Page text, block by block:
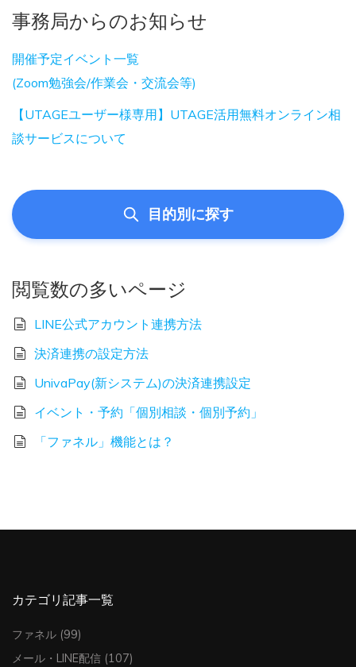
事務局からのお知らせ
開催予定イベント一覧
(Zoom勉強会/作業会・交流会等)
【UTAGEユーザー様専用】UTAGE活用無料オンライン相
談サービスについて
目的別に探す
閲覧数の多いページ
LINE公式アカウント連携方法
決済連携の設定方法
UnivaPay(新システム)の決済連携設定
イベント・予約「個別相談・個別予約」
「ファネル」機能とは？
カテゴリ記事一覧
ファネル (99)
メール・LINE配信 (107)